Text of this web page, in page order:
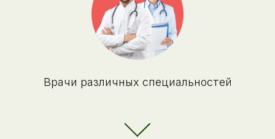
Врачи различных специальностей